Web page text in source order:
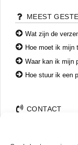
MEEST
Wat zijn de
Hoe moet ik mijn
Waar kan ik mijn
Hoe stuur ik een
CONTACT